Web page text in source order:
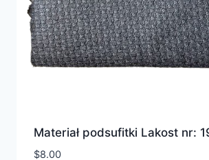
Materiał podsufitki Lakost nr:
$8.00